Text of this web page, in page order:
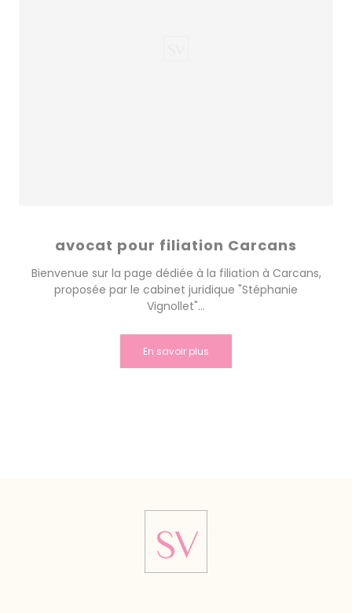
avocat pour filiation Carcans
Bienvenue sur la page dédiée à la filiation à Carcans,
proposée par le cabinet juridique "Stéphanie
Vignollet"...
En savoir plus